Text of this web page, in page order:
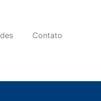
Contato